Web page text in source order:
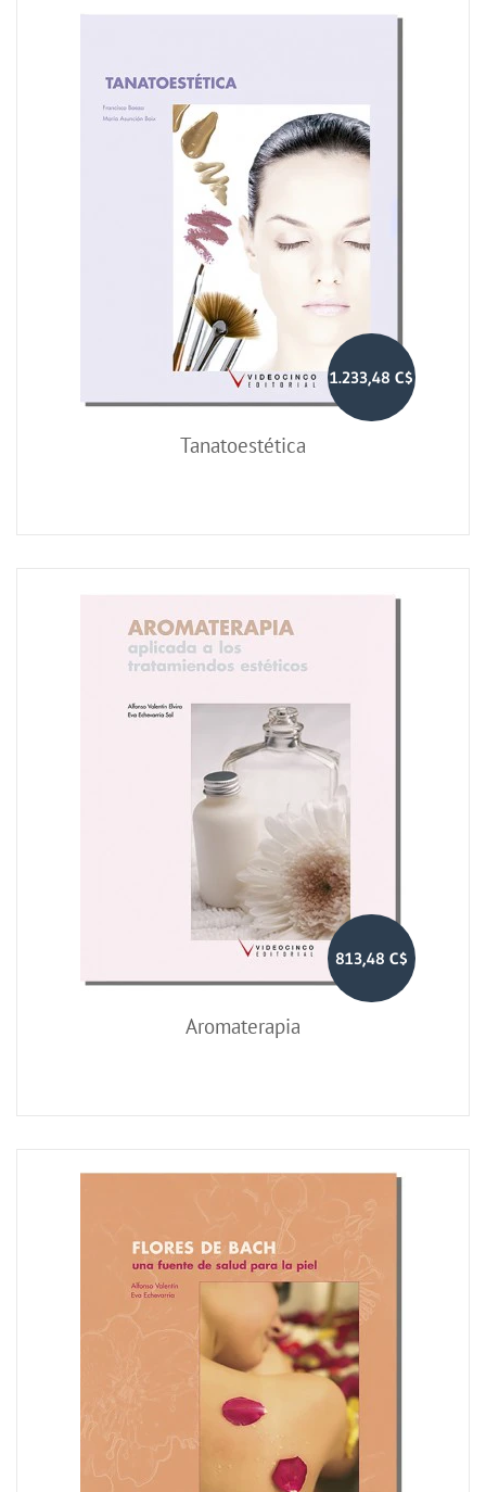
1.233,48 C$
Tanatoestética
813,48 C$
Aromaterapia